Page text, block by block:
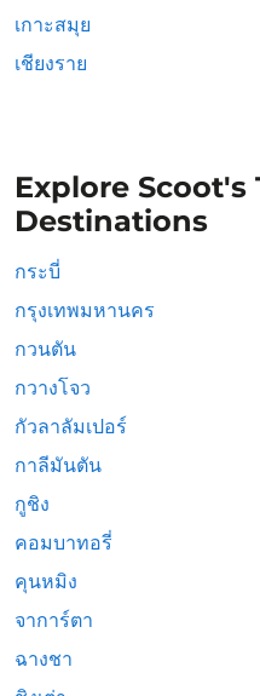
เกาะสมุย
เชียงราย
Explore Scoot's
Destinations
กระบี่
กรุงเทพมหานคร
กวนตัน
กวางโจว
กัวลาลัมเปอร์
กาลีมันตัน
กูชิง
คอมบาทอรี่
คุนหมิง
จาการ์ตา
ฉางชา